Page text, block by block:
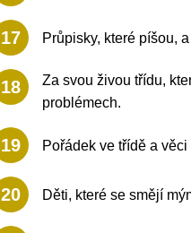
17 Průpisky, které píšou,
18
Za svou živou třídu,
problémech.
19 Pořádek ve třídě a
20 Děti, které se smějí